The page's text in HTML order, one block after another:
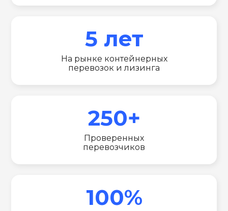
5 лет
На рынке контейнерных
перевозок и лизинга
250+
Проверенных
перевозчиков
100%